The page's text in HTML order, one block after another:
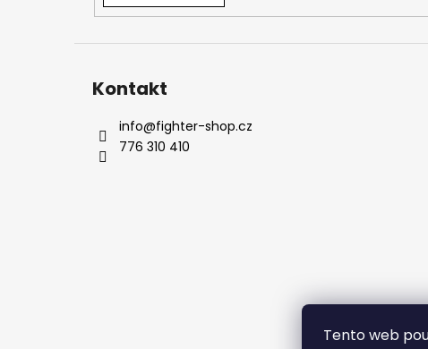
Tento web
Kontakt
info@fighter-shop.cz
776 310 410